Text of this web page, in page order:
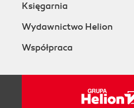
Księgarnia
Wydawnictwo Helion
Współpraca